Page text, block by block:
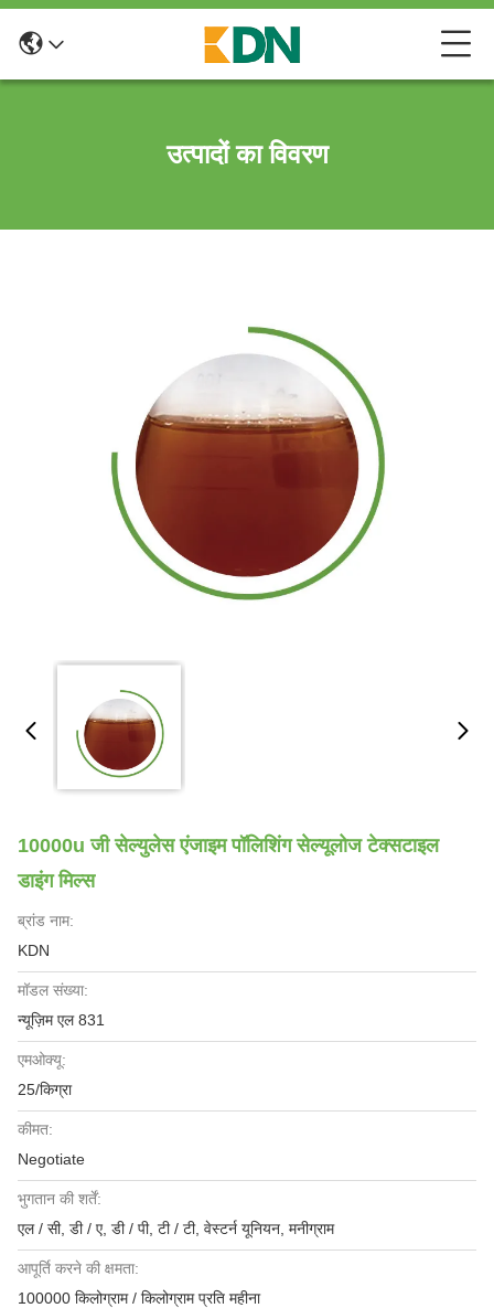
उत्पादों का विवरण
10000u जी सेल्युलेस एंजाइम पॉलिशिंग सेल्यूलोज टेक्सटाइल
डाइंग मिल्स
ब्रांड नाम:
KDN
मॉडल संख्या:
न्यूज़िम एल 831
एमओक्यू:
25/किग्रा
कीमत:
Negotiate
भुगतान की शर्तें:
एल / सी, डी / ए, डी / पी, टी / टी, वेस्टर्न यूनियन, मनीग्राम
आपूर्ति करने की क्षमता:
100000 किलोग्राम / किलोग्राम प्रति महीना